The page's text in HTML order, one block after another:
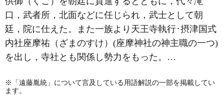
口，武者所，北面などに任じられ，武士として朝
廷，院に仕えた。また一族より天王寺執行･摂津国式
内社座摩祐（ざまのすけ）(座摩神社の神主職の一つ)
を出し，寺社とも関係し勢力をもった。…
※「遠藤胤統」について言及している用語解説の一部を掲載してい
ます。